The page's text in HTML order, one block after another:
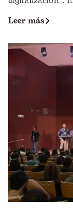
Leer más